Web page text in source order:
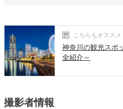
こちらもオススメ
神奈川の観光スポ
全紹介～
撮影者情報